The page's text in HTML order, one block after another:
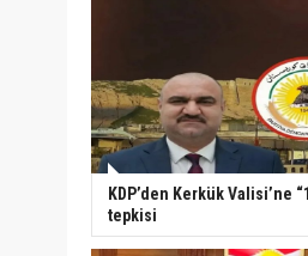
KDP’den Kerkük Valisi’ne
tepkisi